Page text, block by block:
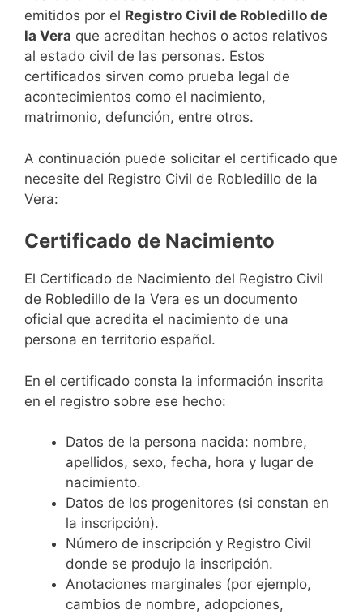
emitidos por el Registro Civil de Robledillo de
la Vera que acreditan hechos o actos relativos
al estado civil de las personas. Estos
certificados sirven como prueba legal de
acontecimientos como el nacimiento,
matrimonio, defunción, entre otros.
A continuación puede solicitar el certificado que
necesite del Registro Civil de Robledillo de la
Vera:
Certificado de Nacimiento
El Certificado de Nacimiento del Registro Civil
de Robledillo de la Vera es un documento
oficial que acredita el nacimiento de una
persona en territorio español.
En el certificado consta la información inscrita
en el registro sobre ese hecho:
Datos de la persona nacida: nombre,
apellidos, sexo, fecha, hora y lugar de
nacimiento.
Datos de los progenitores (si constan en
la inscripción).
Número de inscripción y Registro Civil
donde se produjo la inscripción.
Anotaciones marginales (por ejemplo,
cambios de nombre, adopciones,